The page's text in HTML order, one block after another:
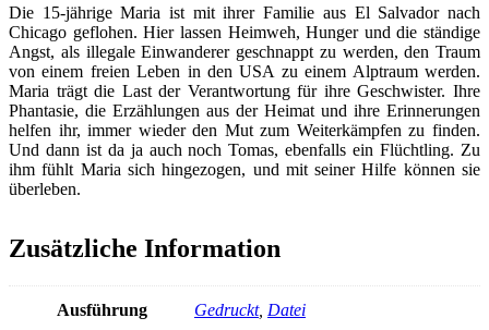
Menge
Die 15-jährige Maria ist mit ihrer Familie aus El Salvador nach
Chicago geflohen. Hier lassen Heimweh, Hunger und die ständige
Angst, als illegale Einwanderer geschnappt zu werden, den Traum
von einem freien Leben in den USA zu einem Alptraum werden.
Maria trägt die Last der Verantwortung für ihre Geschwister. Ihre
Phantasie, die Erzählungen aus der Heimat und ihre Erinnerungen
helfen ihr, immer wieder den Mut zum Weiterkämpfen zu finden.
Und dann ist da ja auch noch Tomas, ebenfalls ein Flüchtling. Zu
ihm fühlt Maria sich hingezogen, und mit seiner Hilfe können sie
überleben.
Zusätzliche Information
Ausführung Gedruckt, Datei